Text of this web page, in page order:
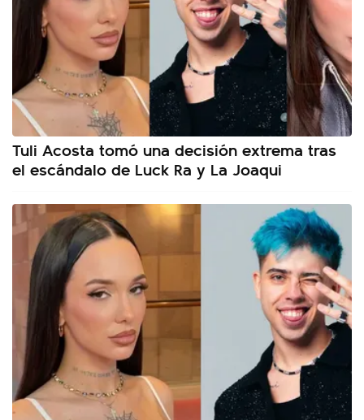
Tuli Acosta tomó una decisión extrema tras
el escándalo de Luck Ra y La Joaqui